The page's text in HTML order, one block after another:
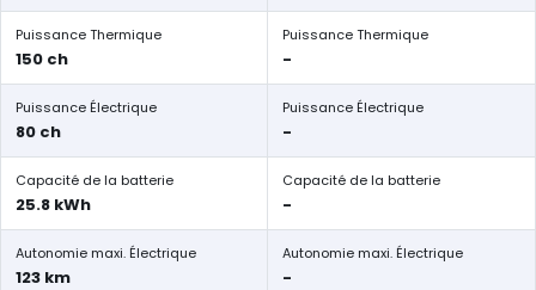
Puissance Thermique
150 ch
Puissance Thermique
-
Puissance Électrique
80 ch
Puissance Électrique
-
Capacité de la batterie
25.8 kWh
Capacité de la batterie
-
Autonomie maxi. Électrique
123 km
Autonomie maxi. Électrique
-